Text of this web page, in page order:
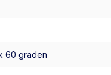
60 graden